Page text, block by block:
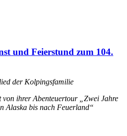
und Feierstund zum 104.
der Kolpingsfamilie
ihrer Abenteuertour „Zwei Jahre
Alaska bis nach Feuerland“